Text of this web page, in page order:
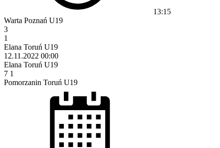
13:15
Warta Poznań U19
3
1
Elana Toruń U19
12.11.2022 00:00
Elana Toruń U19
7 1
Pomorzanin Toruń U19